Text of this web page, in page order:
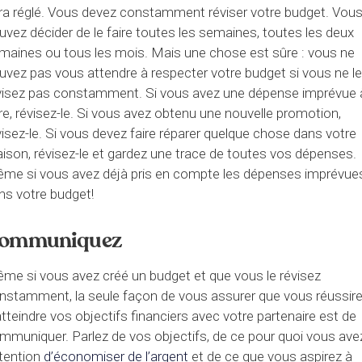
réglé. Vous devez constamment réviser votre budget. Vous
décider de le faire toutes les semaines, toutes les deux
ou tous les mois. Mais une chose est sûre : vous ne
pas vous attendre à respecter votre budget si vous ne le
pas constamment. Si vous avez une dépense imprévue
révisez-le. Si vous avez obtenu une nouvelle promotion,
le. Si vous devez faire réparer quelque chose dans votre
révisez-le et gardez une trace de toutes vos dépenses.
si vous avez déjà pris en compte les dépenses
votre budget!
si vous avez créé un budget et que vous le révisez
la seule façon de vous assurer que vous
vos objectifs financiers avec votre partenaire est de
Parlez de vos objectifs, de ce pour quoi vous
d’économiser de l’argent et de ce que vous aspirez à